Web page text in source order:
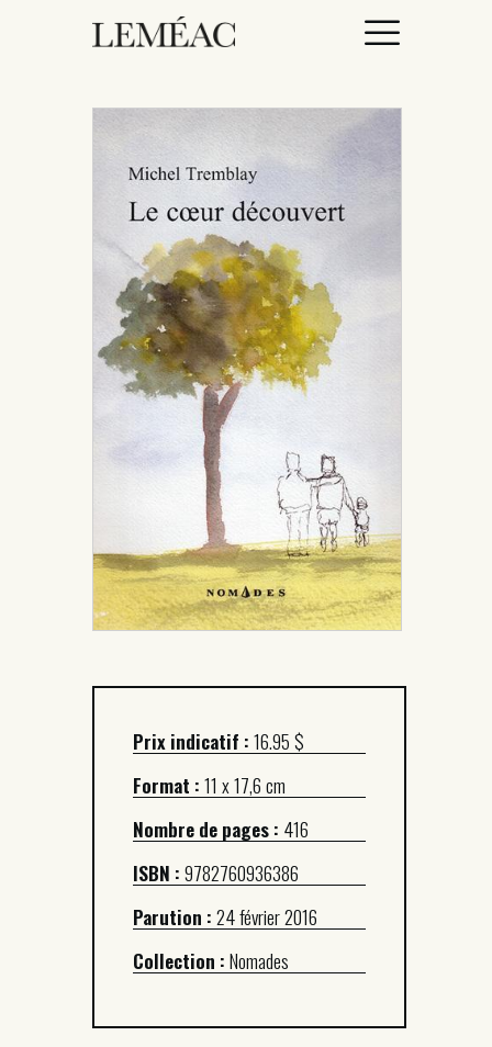
ACCUEIL
CATALOGUE
AUTEURICES
DROITS / RIGHTS
À PROPOS
Prix indicatif :16.95 $
Format :11 x 17,6 cm
Nombre de pages : 416
ISBN :9782760936386
Parution :24 février 2016
Collection :Nomades